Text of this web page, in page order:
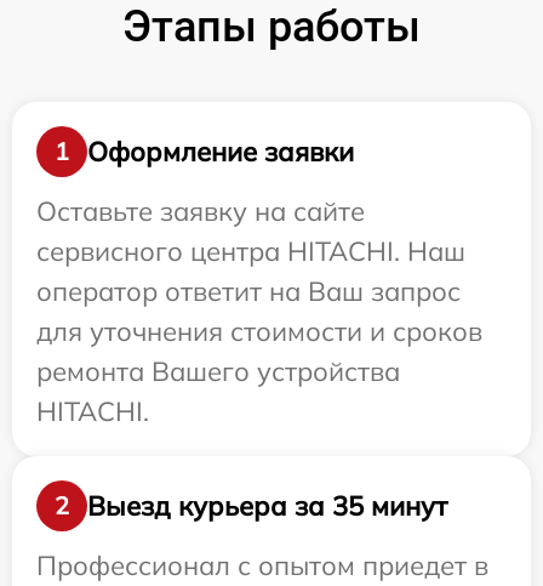
Этапы работы
1
Оформление заявки
Оставьте заявку на сайте
сервисного центра HITACHI. Наш
оператор ответит на Ваш запрос
для уточнения стоимости и сроков
ремонта Вашего устройства
HITACHI.
2
Выезд курьера за 35 минут
Профессионал с опытом приедет в